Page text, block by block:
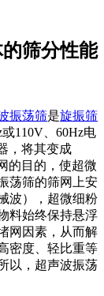
筛分性能
振荡筛是旋振筛
110V、60Hz电
，将其变成
的目的，使超微
荡筛的筛网上安
波），超微细粉
料始终保持悬浮
网因素，从而解
密度、轻比重等
以，超声波振荡